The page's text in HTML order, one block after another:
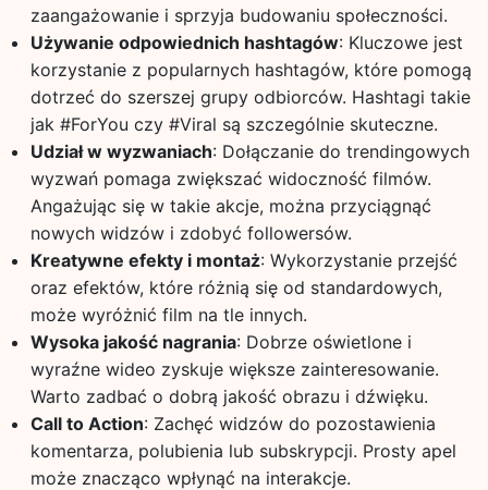
zaangażowanie i sprzyja budowaniu społeczności.
Używanie odpowiednich hashtagów: Kluczowe jest
korzystanie z popularnych hashtagów, które pomogą
dotrzeć do szerszej grupy odbiorców. Hashtagi takie
jak #ForYou czy #Viral są szczególnie skuteczne.
Udział w wyzwaniach: Dołączanie do trendingowych
wyzwań pomaga zwiększać widoczność filmów.
Angażując się w takie akcje, można przyciągnąć
nowych widzów i zdobyć followersów.
Kreatywne efekty i montaż: Wykorzystanie przejść
oraz efektów, które różnią się od standardowych,
może wyróżnić film na tle innych.
Wysoka jakość nagrania: Dobrze oświetlone i
wyraźne wideo zyskuje większe zainteresowanie.
Warto zadbać o dobrą jakość obrazu i dźwięku.
Call to Action: Zachęć widzów do pozostawienia
komentarza, polubienia lub subskrypcji. Prosty apel
może znacząco wpłynąć na interakcje.